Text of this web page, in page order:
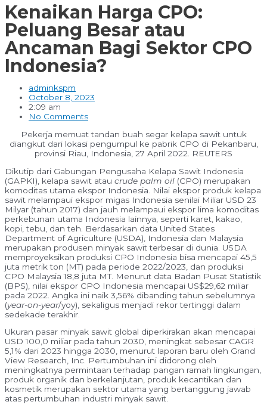
Kenaikan Harga CPO:
Peluang Besar atau
Ancaman Bagi Sektor CPO
Indonesia?
adminkspm
October 8, 2023
2:09 am
No Comments
Pekerja memuat tandan buah segar kelapa sawit untuk
diangkut dari lokasi pengumpul ke pabrik CPO di Pekanbaru,
provinsi Riau, Indonesia, 27 April 2022. REUTERS
Dikutip dari Gabungan Pengusaha Kelapa Sawit Indonesia
(GAPKI), kelapa sawit atau crude palm oil (CPO) merupakan
komoditas utama ekspor Indonesia. Nilai ekspor produk kelapa
sawit melampaui ekspor migas Indonesia senilai Miliar USD 23
Milyar (tahun 2017) dan jauh melampaui ekspor lima komoditas
perkebunan utama Indonesia lainnya, seperti karet, kakao,
kopi, tebu, dan teh. Berdasarkan data United States
Department of Agriculture (USDA), Indonesia dan Malaysia
merupakan produsen minyak sawit terbesar di dunia. USDA
memproyeksikan produksi CPO Indonesia bisa mencapai 45,5
juta metrik ton (MT) pada periode 2022/2023, dan produksi
CPO Malaysia 18,8 juta MT. Menurut data Badan Pusat Statistik
(BPS), nilai ekspor CPO Indonesia mencapai US$29,62 miliar
pada 2022. Angka ini naik 3,56% dibanding tahun sebelumnya
(year-on-year/yoy), sekaligus menjadi rekor tertinggi dalam
sedekade terakhir.
Ukuran pasar minyak sawit global diperkirakan akan mencapai
USD 100,0 miliar pada tahun 2030, meningkat sebesar CAGR
5,1% dari 2023 hingga 2030, menurut laporan baru oleh Grand
View Research, Inc. Pertumbuhan ini didorong oleh
meningkatnya permintaan terhadap pangan ramah lingkungan,
produk organik dan berkelanjutan, produk kecantikan dan
kosmetik merupakan sektor utama yang bertanggung jawab
atas pertumbuhan industri minyak sawit.